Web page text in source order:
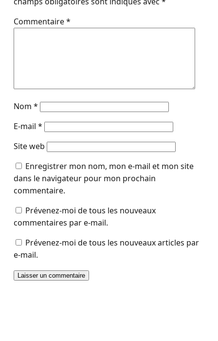
Commentaire*
Nom *
E-mail *
Site web
Enregistrer mon nom, mon e-mail et mon site
dans le navigateur pour mon prochain
commentaire.
Prévenez-moi de tous les nouveaux
commentaires par e-mail.
Prévenez-moi de tous les nouveaux articles par
e-mail.